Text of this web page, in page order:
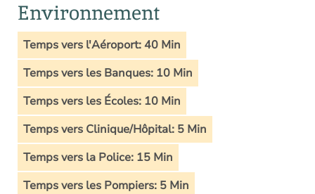
Environnement
Temps vers l'Aéroport: 40 Min
Temps vers les Banques: 10 Min
Temps vers les Écoles: 10 Min
Temps vers Clinique/Hôpital: 5 Min
Temps vers la Police: 15 Min
Temps vers les Pompiers: 5 Min